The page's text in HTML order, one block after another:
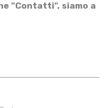
"Contatti", siamo a